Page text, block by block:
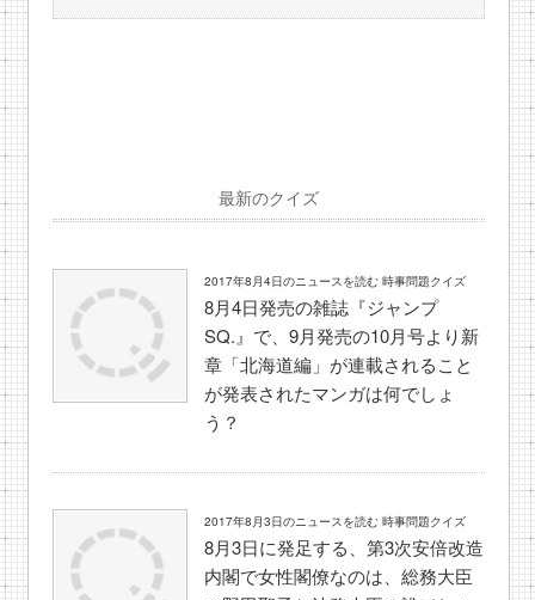
最新のクイズ
2017年8月4日のニュースを読む 時事問題クイズ
8月4日発売の雑誌『ジャンプ
SQ.』で、9月発売の10月号より新
章「北海道編」が連載されること
が発表されたマンガは何でしょ
う？
2017年8月3日のニュースを読む 時事問題クイズ
8月3日に発足する、第3次安倍改造
内閣で女性閣僚なのは、総務大臣